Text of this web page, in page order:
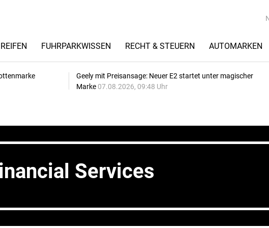
REIFEN FUHRPARKWISSEN RECHT & STEUERN AUTOMARKEN
Geely mit Preisansage: Neuer E2 startet unter magischer
Marke 07.08.2026, 09:48 Uhr
Services